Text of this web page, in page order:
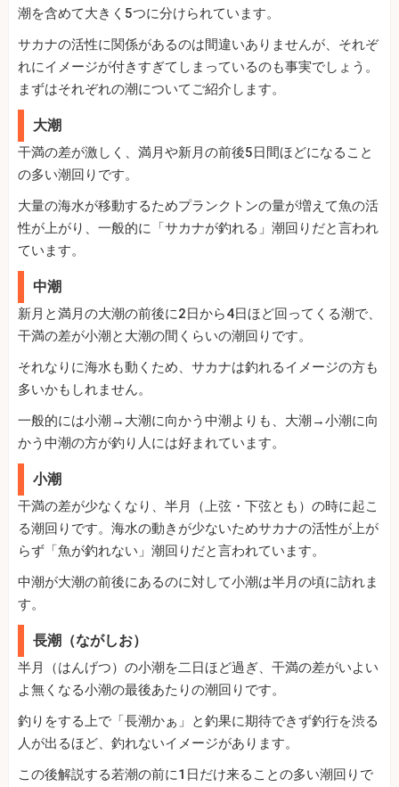
潮を含めて大きく5つに分けられています。
サカナの活性に関係があるのは間違いありませんが、それぞ
れにイメージが付きすぎてしまっているのも事実でしょう。
まずはそれぞれの潮についてご紹介します。
大潮
干満の差が激しく、満月や新月の前後5日間ほどになること
の多い潮回りです。
大量の海水が移動するためプランクトンの量が増えて魚の活
性が上がり、一般的に「サカナが釣れる」潮回りだと言われ
ています。
中潮
新月と満月の大潮の前後に2日から4日ほど回ってくる潮で、
干満の差が小潮と大潮の間くらいの潮回りです。
それなりに海水も動くため、サカナは釣れるイメージの方も
多いかもしれません。
一般的には小潮→大潮に向かう中潮よりも、大潮→小潮に向
かう中潮の方が釣り人には好まれています。
小潮
干満の差が少なくなり、半月（上弦・下弦とも）の時に起こ
る潮回りです。海水の動きが少ないためサカナの活性が上が
らず「魚が釣れない」潮回りだと言われています。
中潮が大潮の前後にあるのに対して小潮は半月の頃に訪れま
す。
長潮（ながしお）
半月（はんげつ）の小潮を二日ほど過ぎ、干満の差がいよい
よ無くなる小潮の最後あたりの潮回りです。
釣りをする上で「長潮かぁ」と釣果に期待できず釣行を渋る
人が出るほど、釣れないイメージがあります。
この後解説する若潮の前に1日だけ来ることの多い潮回りで